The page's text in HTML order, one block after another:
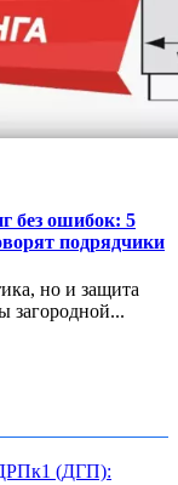
без ошибок: 5
подрядчики
но и защита
загородной...
ДРПк1 (ДГП):